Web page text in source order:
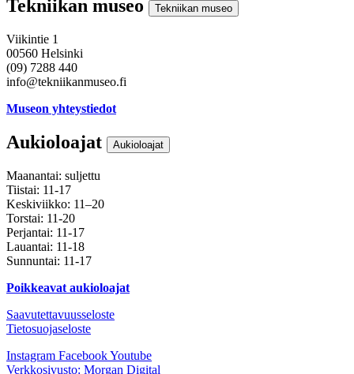
Tekniikan museo Tekniikan museo
Viikintie 1
00560 Helsinki
(09) 7288 440
info@tekniikanmuseo.fi
Museon yhteystiedot
Aukioloajat Aukioloajat
Maanantai: suljettu
Tiistai: 11-17
Keskiviikko: 11–20
Torstai: 11-20
Perjantai: 11-17
Lauantai: 11-18
Sunnuntai: 11-17
Poikkeavat aukioloajat
Saavutettavuusseloste
Tietosuojaseloste
Instagram FacebookYoutube
Verkkosivusto: Morgan Digital